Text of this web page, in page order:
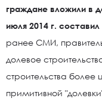
граждане вложили в
июля 2014 г.
ранее СМИ,
долевое
строительства более
примитивной